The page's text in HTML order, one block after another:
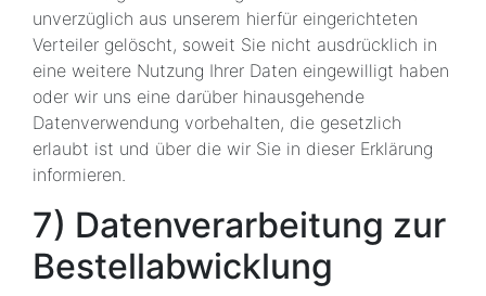
unverzüglich aus unserem hierfür eingerichteten
Verteiler gelöscht, soweit Sie nicht ausdrücklich in
eine weitere Nutzung Ihrer Daten eingewilligt haben
oder wir uns eine darüber hinausgehende
Datenverwendung vorbehalten, die gesetzlich
erlaubt ist und über die wir Sie in dieser Erklärung
informieren.
7) Datenverarbeitung zur
Bestellabwicklung